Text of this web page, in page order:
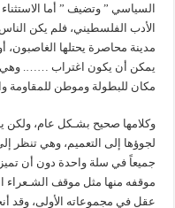
السياسي ” وتضيف ” أما
الأدب الفلسطيني، فلم يكن
مدينة محاصرة يحتلها الغاصبون،
يمكن أن يكون اغتراب …….
مكان للبطولة وموطن للمقاومة
وكلامها صحيح بشـكل عام، ولكن
لجوؤها إلى التعميم، وهي تنظر
جميعاً في سلة واحدة دون أن
موقفه منها مثل موقف الشـعراء
عقل في مجموعاته الأولى، وقد